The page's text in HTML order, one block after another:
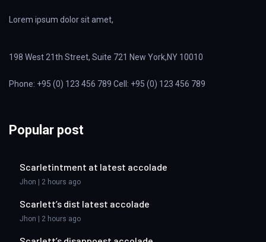
Lorem ipsum dolor sit amet,
198 West 21th Street, Suite 721 New York,NY 10010
Phone: +95 (0) 123 456 789 Cell: +95 (0) 123 456 789
Popular post
Scarletintment at latest accolade
Jhon | 2 hours ago
Scarlett’s dist latest accolade
Jhon | 2 hours ago